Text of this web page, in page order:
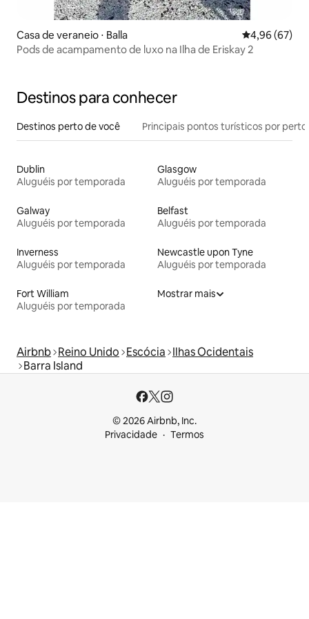
Casa de veraneio ⋅ Balla 4,96 de uma
4,96 (67)
Pods de acampamento de luxo na Ilha de Eriskay 2
Destinos para conhecer
Destinos perto de você Principais pontos turísticos por perto
Dublin
Aluguéis por temporada
Glasgow
Aluguéis por temporada
Galway
Aluguéis por temporada
Belfast
Aluguéis por temporada
Inverness
Aluguéis por temporada
Newcastle upon Tyne
Aluguéis por temporada
Fort William
Aluguéis por temporada
Mostrar mais
Airbnb Reino Unido Escócia Ilhas Ocidentais
Barra Island
© 2026 Airbnb, Inc.
Privacidade
Termos